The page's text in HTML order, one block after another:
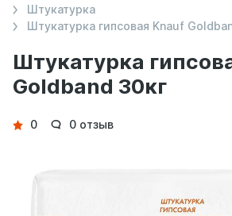
Штукатурка
Goldband 30кг
Штукатурка
Штукатурка гипсовая Knauf
Детали
0 0 отзыв